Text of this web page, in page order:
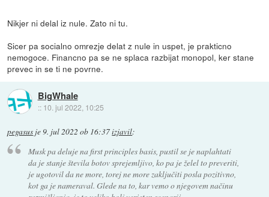
Nikjer ni delal iz nule. Zato ni tu.
Sicer pa socialno omrezje delat z nule in uspet, je prakticno
nemogoce. Financno pa se ne splaca razbijat monopol, ker stane
prevec in se ti ne povrne.
BigWhale
:: 10. jul 2022, 10:25
pegasus je9. jul 2022 ob 16:37izjavil:
Musk pa deluje na first principles basis, pustil se je naplahtati
da je stanje števila botov sprejemljivo, ko pa je želel to preveriti,
je ugotovil da ne more, torej ne more zaključiti posla pozitivno,
kot ga je nameraval. Glede na to, kar vemo o njegovem načinu